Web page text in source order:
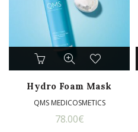
Hydro Foam Mask
QMS MEDICOSMETICS
78.00€